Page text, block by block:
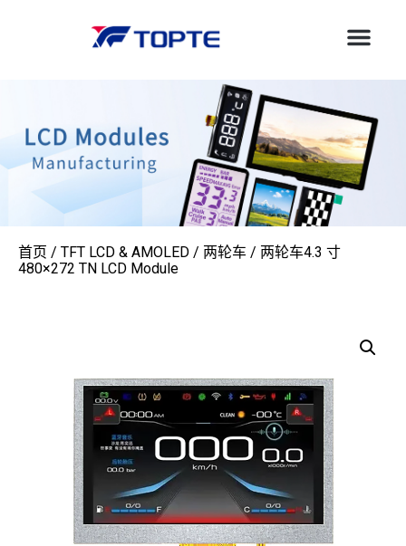
首页 / TFT LCD & AMOLED / 两轮车 / 两轮车4.3 寸
480×272 TN LCD Module